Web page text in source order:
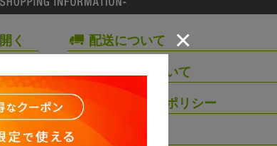
配送について
営業時間について
プライバシーポリシー
お問い合わせ
×